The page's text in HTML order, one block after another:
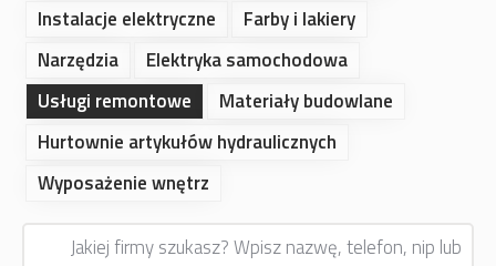
Instalacje elektryczne
Farby i lakiery
Narzędzia
Elektryka samochodowa
Usługi remontowe
Materiały budowlane
Hurtownie artykułów hydraulicznych
Wyposażenie wnętrz